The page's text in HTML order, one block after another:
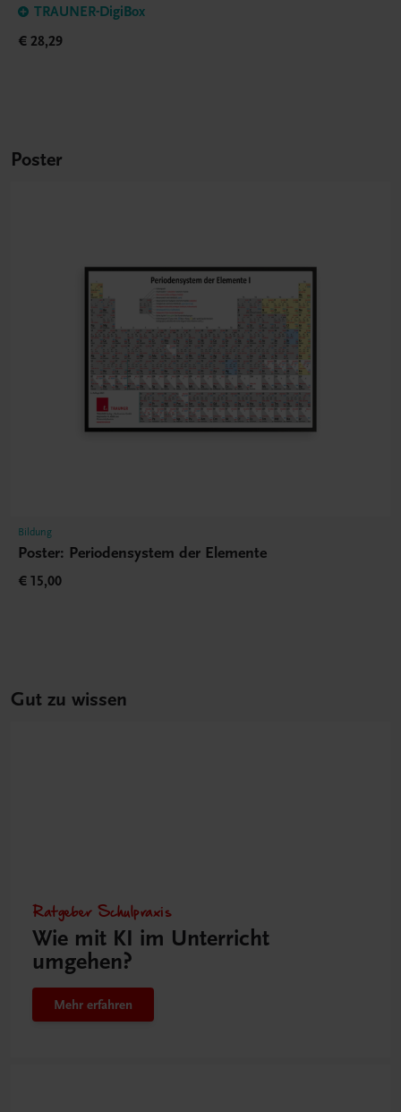
TRAUNER-DigiBox
€ 28,29
Poster
Bildung
Poster: Periodensystem der Elemente
€ 15,00
Gut zu wissen
Ratgeber Schulpraxis
Wie mit KI im Unterricht
umgehen?
Mehr erfahren